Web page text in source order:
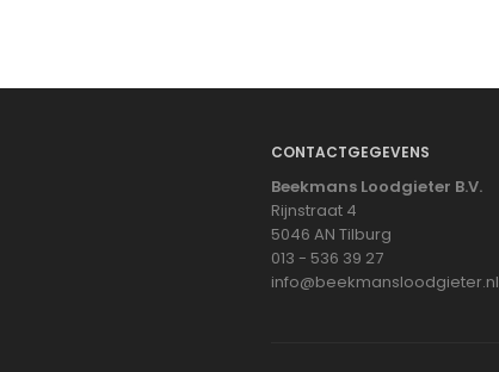
CONTACTGEGEVENS
Beekmans Loodgieter B.V.
Rijnstraat 4
5046 AN Tilburg
013 - 536 39 27
info@beekmansloodgieter.nl